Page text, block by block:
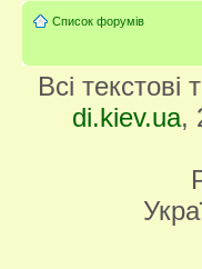
Список форумів
Всі
di.kiev.ua,